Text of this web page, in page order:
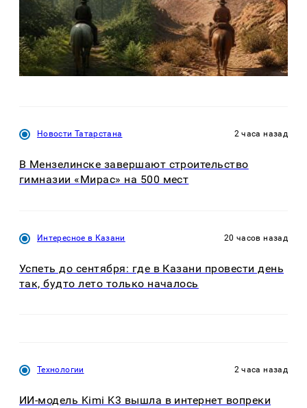
Новости Татарстана 2 часа назад
В Мензелинске завершают строительство
гимназии «Мирас» на 500 мест
Интересное в Казани 20 часов назад
Успеть до сентября: где в Казани провести день
так, будто лето только началось
Технологии 2 часа назад
ИИ-модель Kimi K3 вышла в интернет вопреки